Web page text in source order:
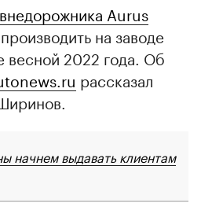
внедорожника Aurus
на заводе
весной 2022 года. Об
рассказал
начнем выдавать клиентам